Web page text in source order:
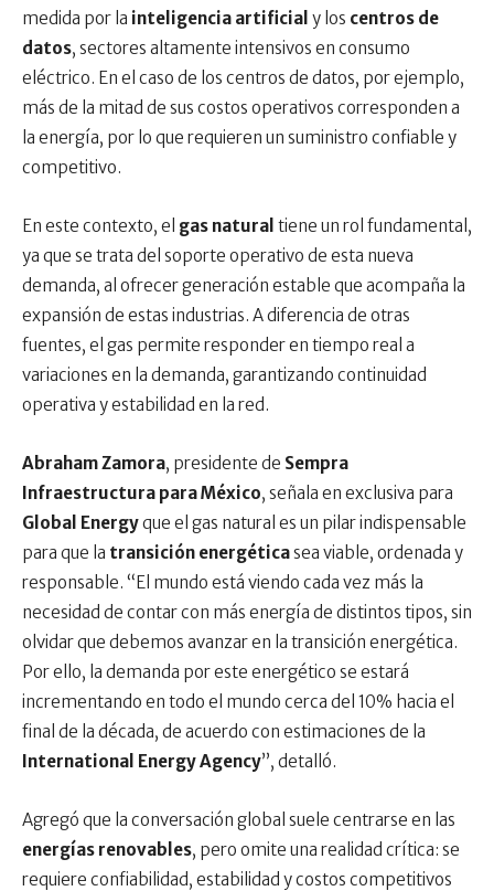
medida por la inteligencia artificial y los centros de
datos, sectores altamente intensivos en consumo
eléctrico. En el caso de los centros de datos, por ejemplo,
más de la mitad de sus costos operativos corresponden a
la energía, por lo que requieren un suministro confiable y
competitivo.
En este contexto, el gas natural tiene un rol fundamental,
ya que se trata del soporte operativo de esta nueva
demanda, al ofrecer generación estable que acompaña la
expansión de estas industrias. A diferencia de otras
fuentes, el gas permite responder en tiempo real a
variaciones en la demanda, garantizando continuidad
operativa y estabilidad en la red.
Abraham Zamora, presidente de Sempra
Infraestructura para México, señala en exclusiva para
Global Energyque el gas natural es un pilar indispensable
para que la transición energéticasea viable, ordenada y
responsable. “El mundo está viendo cada vez más la
necesidad de contar con más energía de distintos tipos, sin
olvidar que debemos avanzar en la transición energética.
Por ello, la demanda por este energético se estará
incrementando en todo el mundo cerca del 10% hacia el
final de la década, de acuerdo con estimaciones de la
International Energy Agency”, detalló.
Agregó que la conversación global suele centrarse en las
energías renovables, pero omite una realidad crítica: se
requiere confiabilidad, estabilidad y costos competitivos